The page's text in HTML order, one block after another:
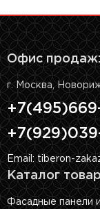
Офис продаж:
г. Москва,
Email: tiberon-
Каталог
Фасадные панели